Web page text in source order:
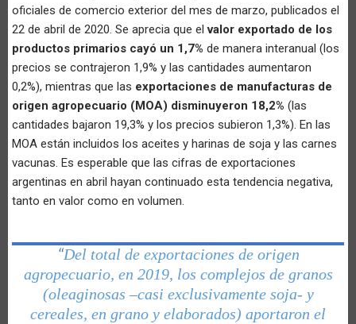
oficiales de comercio exterior del mes de marzo, publicados el
22 de abril de 2020. Se aprecia que elvalor exportado de los
productos primarios cayó un 1,7% de manera interanual (los
precios se contrajeron 1,9% y las cantidades aumentaron
0,2%), mientras que las exportaciones de manufacturas de
origen agropecuario (MOA) disminuyeron 18,2% (las
cantidades bajaron 19,3% y los precios subieron 1,3%). En las
MOA están incluidos los aceites y harinas de soja y las carnes
vacunas. Es esperable que las cifras de exportaciones
argentinas en abril hayan continuado esta tendencia negativa,
tanto en valor como en volumen.
“Del total de exportaciones de origen
agropecuario, en 2019, los complejos de granos
(oleaginosas –casi exclusivamente soja- y
cereales, en grano y elaborados) aportaron el